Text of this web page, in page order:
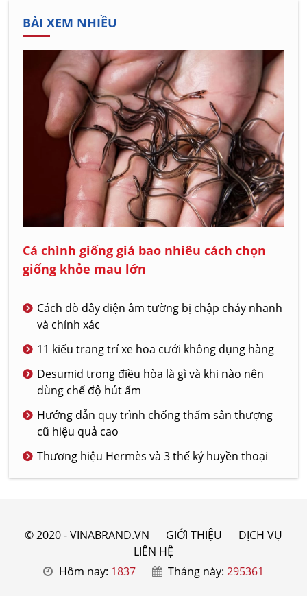
BÀI XEM NHIỀU
Cá chình giống giá bao nhiêu cách chọn
giống khỏe mau lớn
Cách dò dây điện âm tường bị chập cháy nhanh
và chính xác
11 kiểu trang trí xe hoa cưới không đụng hàng
Desumid trong điều hòa là gì và khi nào nên
dùng chế độ hút ẩm
Hướng dẫn quy trình chống thấm sân thượng
cũ hiệu quả cao
Thương hiệu Hermès và 3 thế kỷ huyền thoại
© 2020 - VINABRAND.VN GIỚI THIỆU
DỊCH VỤ
LIÊN HỆ
Hôm nay: 1837 Tháng này:295361